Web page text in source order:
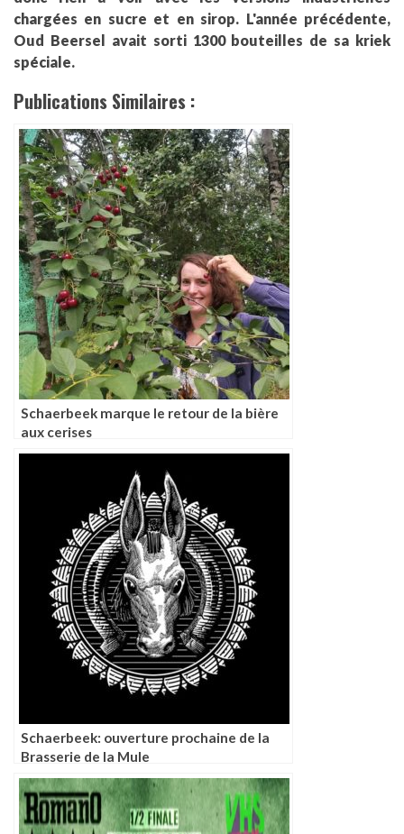
chargées en sucre et en sirop. L'année précédente,
Oud Beersel avait sorti 1300 bouteilles de sa kriek
spéciale.
Publications Similaires :
Schaerbeek marque le retour de la bière
aux cerises
Schaerbeek: ouverture prochaine de la
Brasserie de la Mule